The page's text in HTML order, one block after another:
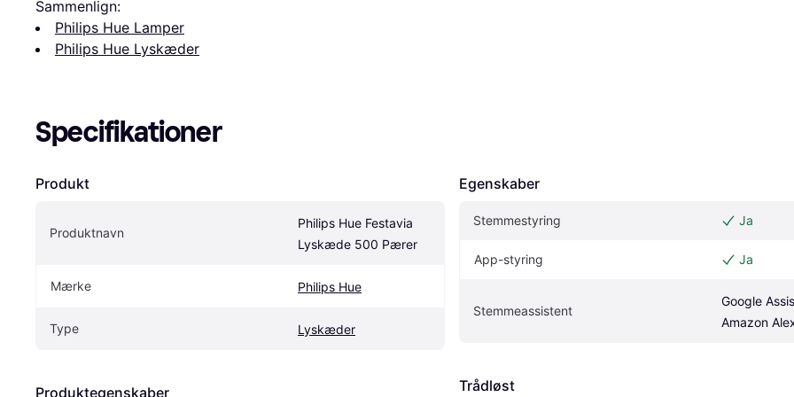
Sammenlign:
Philips Hue Lamper
Philips Hue Lyskæder
Specifikationer
Produkt
Produktnavn
Philips Hue Festavia
Lyskæde 500 Pærer
Mærke Philips Hue
Type Lyskæder
Produktegenskaber
Egenskaber
Stemmestyring Ja
App-styring Ja
Stemmeassistent
Google
Amazon
Trådløst